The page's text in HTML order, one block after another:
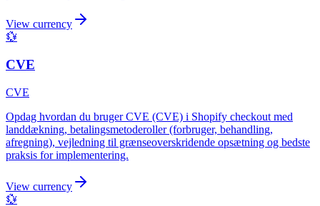
View currency
💱
CVE
CVE
Opdag hvordan du bruger CVE (CVE) i Shopify checkout med
landdækning, betalingsmetoderoller (forbruger, behandling,
afregning), vejledning til grænseoverskridende opsætning og bedste
praksis for implementering.
View currency
💱